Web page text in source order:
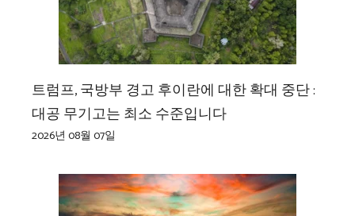
트럼프, 국방부 경고 후이란에 대한 확대 중단 :
대공 무기고는 최소 수준입니다
2026년 08월 07일